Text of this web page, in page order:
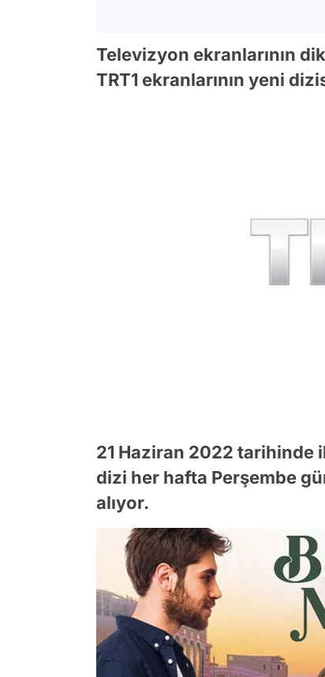
Televizyon ekranlarının
TRT1 ekranlarının yeni
21 Haziran 2022 tarihinde
dizi her hafta Perşembe
alıyor.